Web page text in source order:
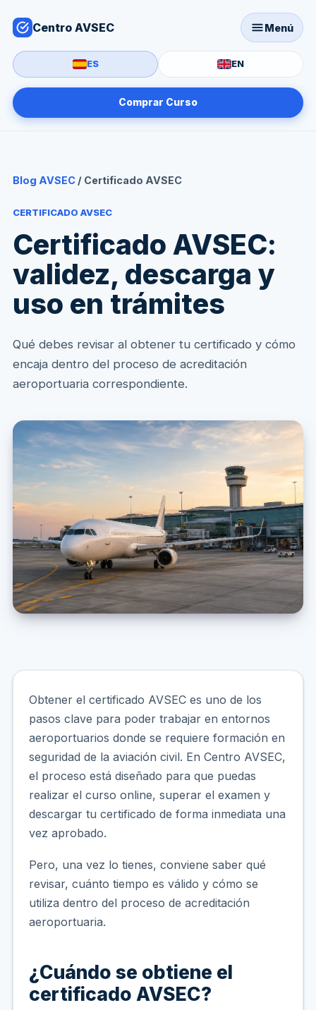
Centro AVSEC Menú
ES EN
Comprar Curso
Blog AVSEC / Certificado AVSEC
CERTIFICADO AVSEC
Certificado AVSEC:
validez, descarga y
uso en trámites
Qué debes revisar al obtener tu certificado y cómo
encaja dentro del proceso de acreditación
aeroportuaria correspondiente.
Obtener el certificado AVSEC es uno de los
pasos clave para poder trabajar en entornos
aeroportuarios donde se requiere formación en
seguridad de la aviación civil. En Centro AVSEC,
el proceso está diseñado para que puedas
realizar el curso online, superar el examen y
descargar tu certificado de forma inmediata una
vez aprobado.
Pero, una vez lo tienes, conviene saber qué
revisar, cuánto tiempo es válido y cómo se
utiliza dentro del proceso de acreditación
aeroportuaria.
¿Cuándo se obtiene el
certificado AVSEC?